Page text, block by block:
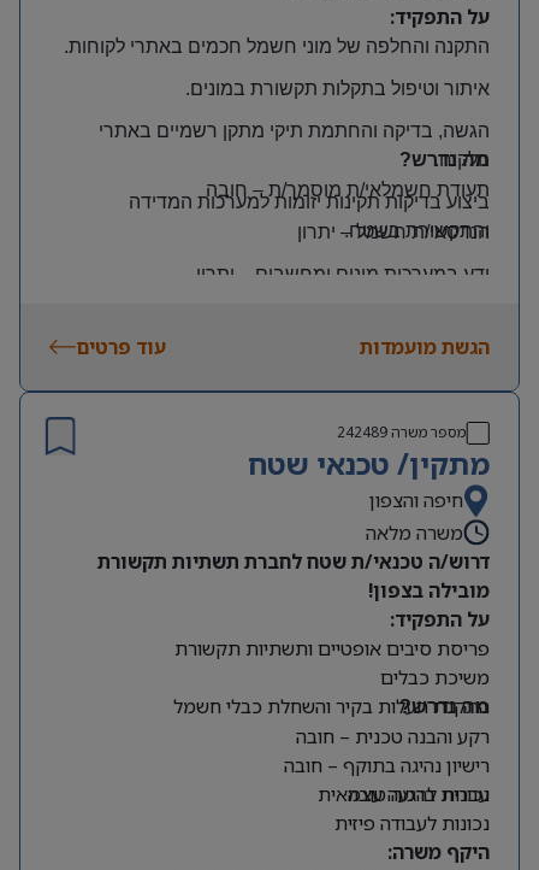
על התפקיד:
התקנה והחלפה של מוני חשמל חכמים באתרי לקוחות.
איתור וטיפול בתקלות תקשורת במונים.
הגשה, בדיקה והחתמת תיקי מתקן רשמיים באתרי
הלקוח.
ביצוע בדיקות תקינות יזומות למערכות המדידה
והתקשורת בשטח.
מה נדרש?
תעודת חשמלאי/ת מוסמך/ת – חובה
הנדסאי/ת חשמל– יתרון
ידע במערכות מונים ומחשבים יתרון
היקף משרה:
משרה מלאה | ימים: א’-ה’ | שעות: 8:00–17:00
תנאים:
רכב צמוד וטלפון סלולרי
שכר גבוה
מיקום: קדימה צורן
הגשת מועמדות עוד פרטים
מספר משרה242489
מתקין/ טכנאי שטח
חיפה והצפון
משרה מלאה
דרוש/ה טכנאי/ת שטח לחברת תשתיות תקשורת
מובילה בצפון!
על התפקיד:
פריסת סיבים אופטיים ותשתיות תקשורת
משיכת כבלים
התקנת תעלות בקיר והשחלת כבלי חשמל
מה נדרש?
רקע והבנה טכנית – חובה
רישיון נהיגה בתוקף – חובה
עברית ברמה טובה
נכונות להגעה עצמאית
נכונות לעבודה פיזית
היקף משרה: